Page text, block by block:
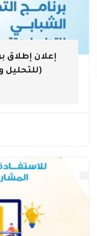
إعلان إطلاق
(للتحليل